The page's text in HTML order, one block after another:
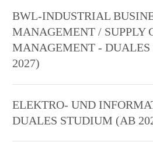
BWL-INDUSTRIAL
MANAGEMENT / SUPPLY
MANAGEMENT -
2027)
ELEKTRO- UND
DUALES STUDIUM (AB